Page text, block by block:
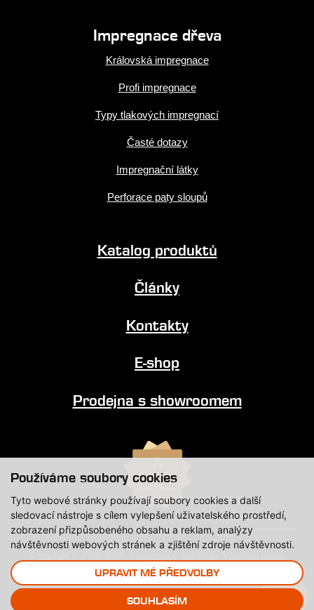
Používáme soubory cookies
Tyto webové stránky používají soubory cookies a další
sledovací nástroje s cílem vylepšení uživatelského prostředí,
zobrazení přizpůsobeného obsahu a reklam, analýzy
návštěvnosti webových stránek a zjištění zdroje návštěvnosti.
SOUHLASÍM
UPRAVIT MÉ PŘEDVOLBY
Impregnace dřeva
Královská impregnace
Profi impregnace
Typy tlakových impregnací
Časté dotazy
Impregnační látky
Perforace paty sloupů
Katalog produktů
Články
Kontakty
E-shop
Prodejna s showroomem
vyhrazena.
Created by